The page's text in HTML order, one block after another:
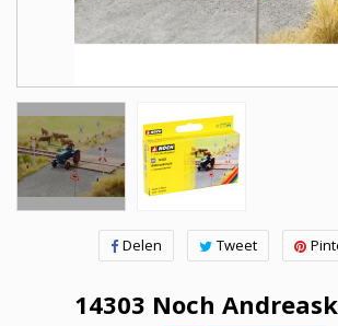
Delen Tweet
14303 Noch